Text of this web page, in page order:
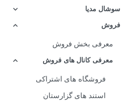
سوشال مدیا
فروش
معرفی بخش فروش
معرفی کانال های فروش
فروشگاه های اشتراکی
استند های گزارستان